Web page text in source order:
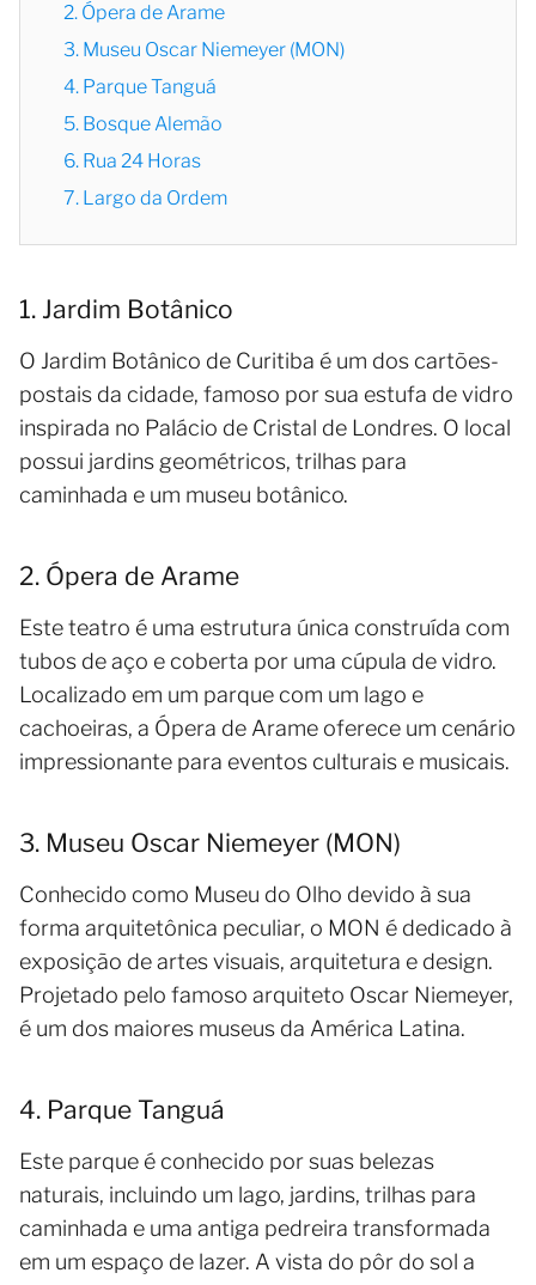
2. Ópera de Arame
3. Museu Oscar Niemeyer (MON)
4. Parque Tanguá
5. Bosque Alemão
6. Rua 24 Horas
7. Largo da Ordem
1. Jardim Botânico
O Jardim Botânico de Curitiba é um dos cartões-
postais da cidade, famoso por sua estufa de vidro
inspirada no Palácio de Cristal de Londres. O local
possui jardins geométricos, trilhas para
caminhada e um museu botânico.
2. Ópera de Arame
Este teatro é uma estrutura única construída com
tubos de aço e coberta por uma cúpula de vidro.
Localizado em um parque com um lago e
cachoeiras, a Ópera de Arame oferece um cenário
impressionante para eventos culturais e musicais.
3. Museu Oscar Niemeyer (MON)
Conhecido como Museu do Olho devido à sua
forma arquitetônica peculiar, o MON é dedicado à
exposição de artes visuais, arquitetura e design.
Projetado pelo famoso arquiteto Oscar Niemeyer,
é um dos maiores museus da América Latina.
4. Parque Tanguá
Este parque é conhecido por suas belezas
naturais, incluindo um lago, jardins, trilhas para
caminhada e uma antiga pedreira transformada
em um espaço de lazer. A vista do pôr do sol a